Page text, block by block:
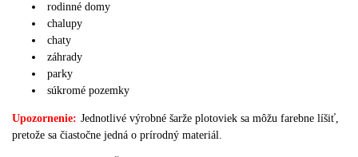
rodinné domy
chalupy
chaty
záhrady
parky
súkromé pozemky
Upozornenie: Jednotlivé výrobné šarže plotoviek sa môžu farebne líšiť,
pretože sa čiastočne jedná o prírodný materiál.